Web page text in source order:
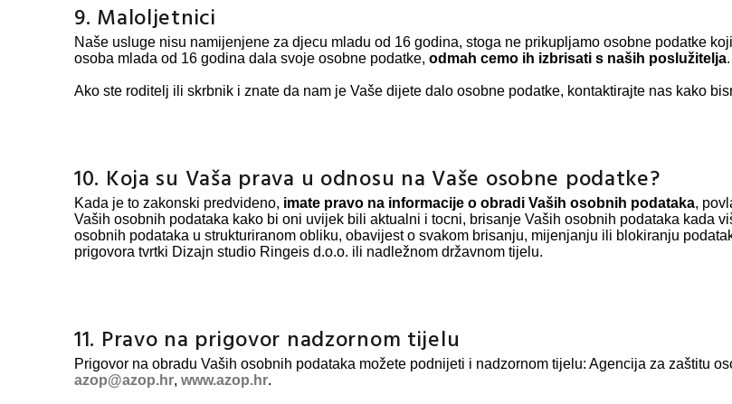
9. Maloljetnici
Naše usluge nisu namijenjene za djecu mladu od 16 godina, stoga ne prikupljamo osobne podatke
osoba mlada od 16 godina dala svoje osobne podatke, odmah cemo ih izbrisati s naših poslužitelja.
Ako ste roditelj ili skrbnik i znate da nam je Vaše dijete dalo osobne podatke, kontaktirajte nas kako
10. Koja su Vaša prava u odnosu na Vaše osobne podatke?
Kada je to zakonski predvideno, imate pravo na informacije o obradi Vaših osobnih podataka,
Vaših osobnih podataka kako bi oni uvijek bili aktualni i tocni, brisanje Vaših osobnih podataka kada
osobnih podataka u strukturiranom obliku, obavijest o svakom brisanju, mijenjanju ili blokiranju
prigovora tvrtki Dizajn studio Ringeis d.o.o. ili nadležnom državnom tijelu.
11. Pravo na prigovor nadzornom tijelu
Prigovor na obradu Vaših osobnih podataka možete podnijeti i nadzornom tijelu: Agencija za zaštitu
azop@azop.hr, www.azop.hr.